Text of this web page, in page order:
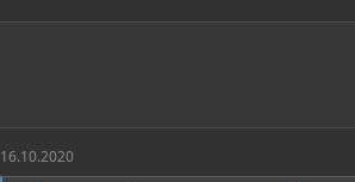
16.10.2020